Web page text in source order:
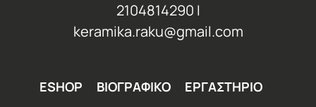
2104814290 Ι
keramika.raku@gmail.com
ESHOP ΒΙΟΓΡΑΦΙΚΟ ΕΡΓΑΣΤΗΡΙΟ